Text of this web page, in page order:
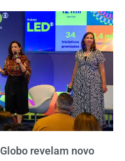
revelam novo